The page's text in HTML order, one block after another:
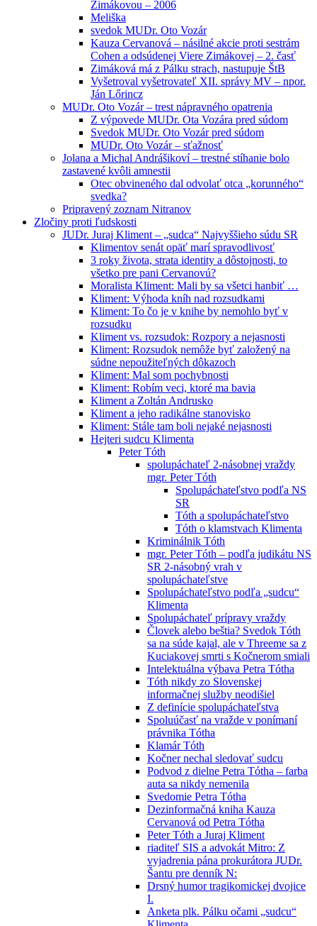
Zimákovou – 2006
Meliška
svedok MUDr. Oto Vozár
Kauza Cervanová – násilné akcie proti sestrám
Cohen a odsúdenej Viere Zimákovej – 2. časť
Zimáková má z Pálku strach, nastupuje ŠtB
Vyšetroval vyšetrovateľ XII. správy MV – npor.
Ján Lőrincz
MUDr. Oto Vozár – trest nápravného opatrenia
Z výpovede MUDr. Ota Vozára pred súdom
Svedok MUDr. Oto Vozár pred súdom
MUDr. Oto Vozár – sťažnosť
Jolana a Michal Andrášikoví – trestné stíhanie bolo
zastavené kvôli amnestii
Otec obvineného dal odvolať otca „korunného“
svedka?
Pripravený zoznam Nitranov
Zločiny proti ľudskosti
JUDr. Juraj Kliment – „sudca“ Najvyššieho súdu SR
Klimentov senát opäť marí spravodlivosť
3 roky života, strata identity a dôstojnosti, to
všetko pre pani Cervanovú?
Moralista Kliment: Mali by sa všetci hanbiť …
Kliment: Výhoda kníh nad rozsudkami
Kliment: To čo je v knihe by nemohlo byť v
rozsudku
Kliment vs. rozsudok: Rozpory a nejasnosti
Kliment: Rozsudok nemôže byť založený na
súdne nepoužiteľných dôkazoch
Kliment: Mal som pochybnosti
Kliment: Robím veci, ktoré ma bavia
Kliment a Zoltán Andrusko
Kliment a jeho radikálne stanovisko
Kliment: Stále tam boli nejaké nejasnosti
Hejteri sudcu Klimenta
Peter Tóth
spolupáchateľ 2-násobnej vraždy
mgr. Peter Tóth
Spolupáchateľstvo podľa NS
SR
Tóth a spolupáchateľstvo
Tóth o klamstvach Klimenta
Kriminálnik Tóth
mgr. Peter Tóth – podľa judikátu NS
SR 2-násobný vrah v
spolupáchateľstve
Spolupáchateľstvo podľa „sudcu“
Klimenta
Spolupáchateľ prípravy vraždy
Človek alebo beštia? Svedok Tóth
sa na súde kajal, ale v Threeme sa z
Kuciakovej smrti s Kočnerom smiali
Intelektuálna výbava Petra Tótha
Tóth nikdy zo Slovenskej
informačnej služby neodišiel
Z definície spolupáchateľstva
Spoluúčasť na vražde v ponímaní
právnika Tótha
Klamár Tóth
Kočner nechal sledovať sudcu
Podvod z dielne Petra Tótha – farba
auta sa nikdy nemenila
Svedomie Petra Tótha
Dezinformačná kniha Kauza
Cervanová od Petra Tótha
Peter Tóth a Juraj Kliment
riaditeľ SIS a advokát Mitro: Z
vyjadrenia pána prokurátora JUDr.
Šantu pre denník N:
Drsný humor tragikomickej dvojice
I.
Anketa plk. Pálku očami „sudcu“